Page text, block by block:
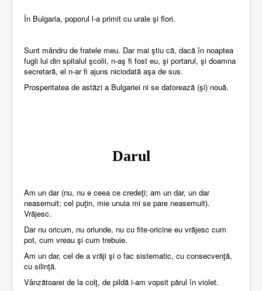
În Bulgaria, poporul l-a primit cu urale şi flori.
Sunt mândru de fratele meu. Dar mai ştiu că, dacă în noaptea
fugii lui din spitalul şcolii, n-aş fi fost eu, şi portarul, şi doamna
secretară, el n-ar fi ajuns niciodată aşa de sus.
Prosperitatea de astăzi a Bulgariei ni se datorează (şi) nouă.
Darul
Am un dar (nu, nu e ceea ce credeţi; am un dar, un dar
neasemuit; cel puţin, mie unuia mi se pare neasemuit).
Vrăjesc.
Dar nu oricum, nu oriunde, nu cu fite-oricine eu vrăjesc cum
pot, cum vreau şi cum trebuie.
Am un dar, cel de a vrăji şi o fac sistematic, cu consecvenţă,
cu silinţă.
Vânzătoarei de la colţ, de pildă i-am vopsit părul în violet.